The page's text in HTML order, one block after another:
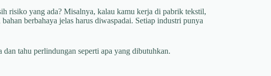
risiko yang ada? Misalnya, kalau kamu kerja di pabrik tekstil,
berbahaya jelas harus diwaspadai. Setiap industri punya
tahu perlindungan seperti apa yang dibutuhkan.